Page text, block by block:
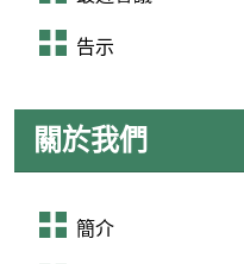
告示
關於我們
簡介